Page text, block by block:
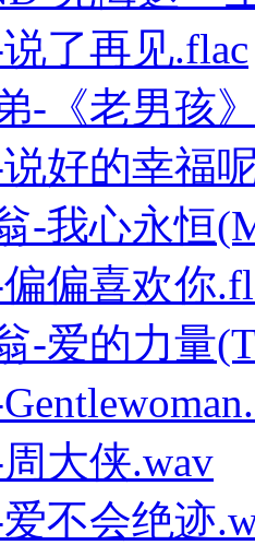
了再见.flac
-《老男孩
好的幸福
-我心永恒
偏喜欢你
-爱的力量
大侠.wav
不会绝迹